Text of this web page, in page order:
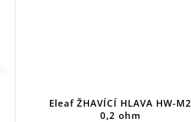
Eleaf ŽHAVÍCÍ HLAVA HW-M2
0,2 ohm